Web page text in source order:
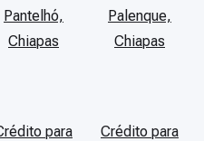
Pantelhó,
Chiapas
Palenque,
Chiapas
para
Crédito para